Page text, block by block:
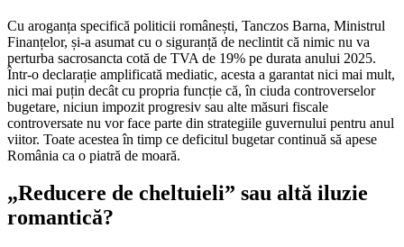
Cu aroganța specifică politicii românești, Tanczos Barna, Ministrul
Finanțelor, și-a asumat cu o siguranță de neclintit că nimic nu va
perturba sacrosancta cotă de TVA de 19% pe durata anului 2025.
Într-o declarație amplificată mediatic, acesta a garantat nici mai mult,
nici mai puțin decât cu propria funcție că, în ciuda controverselor
bugetare, niciun impozit progresiv sau alte măsuri fiscale
controversate nu vor face parte din strategiile guvernului pentru anul
viitor. Toate acestea în timp ce deficitul bugetar continuă să apese
România ca o piatră de moară.
„Reducere de cheltuieli” sau altă iluzie
romantică?